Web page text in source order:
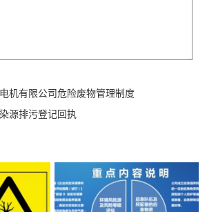
机有限公司危险废物管理制度
源排污登记回执